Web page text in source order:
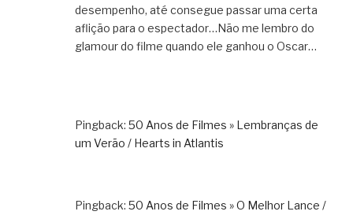
desempenho, até consegue passar uma certa
aflição para o espectador…Não me lembro do
glamour do filme quando ele ganhou o Oscar…
Pingback: 50 Anos de Filmes » Lembranças de
um Verão / Hearts in Atlantis
Pingback: 50 Anos de Filmes » O Melhor Lance /